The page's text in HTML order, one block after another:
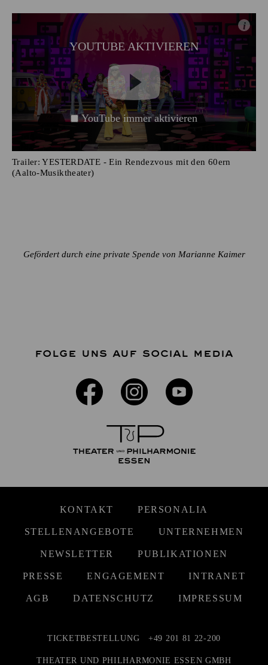
YOUTUBE AKTIVIEREN
i
YouTube immer aktivieren
Trailer: YESTERDATE - Ein Rendezvous mit den 60ern
(Aalto-Musiktheater)
Gefördert durch eine private Spende von Marianne Kaimer
FOLGE UNS AUF SOCIAL MEDIA
KONTAKT PERSONALIA
STELLENANGEBOTE UNTERNEHMEN
NEWSLETTER PUBLIKATIONEN
PRESSE ENGAGEMENT INTRANET
AGB DATENSCHUTZ IMPRESSUM
TICKETBESTELLUNG +49 201 81 22-200
THEATER UND PHILHARMONIE ESSEN GMBH